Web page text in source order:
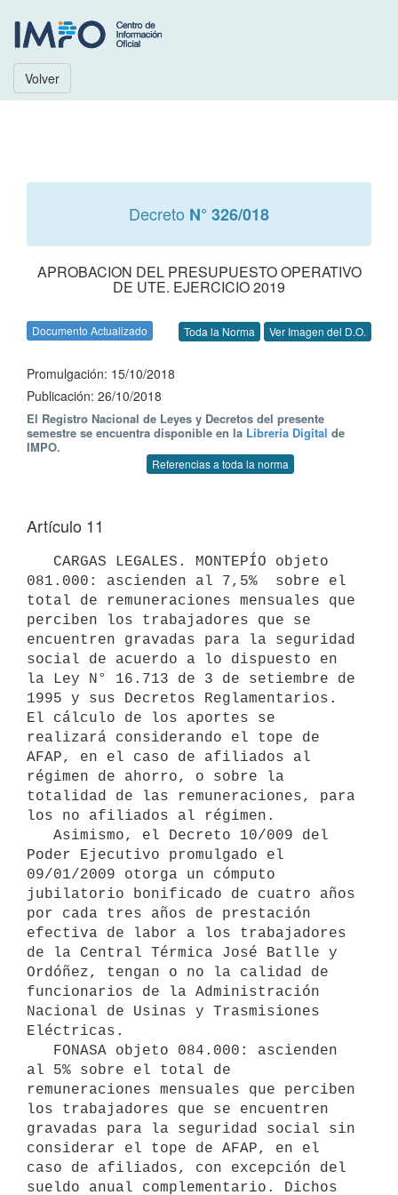
Volver
Decreto N° 326/018
APROBACION DEL PRESUPUESTO OPERATIVO
DE UTE. EJERCICIO 2019
Documento Actualizado Toda la Norma Ver Imagen del D.O.
Promulgación: 15/10/2018
Publicación: 26/10/2018
El Registro Nacional de Leyes y Decretos del presente
semestre se encuentra disponible en la Librería Digital de
IMPO.
Referencias a toda la norma
Artículo 11
081.000: ascienden al 7,5%  sobre el
total de remuneraciones mensuales que
perciben los trabajadores que se
encuentren gravadas para la seguridad
social de acuerdo a lo dispuesto en
la Ley N° 16.713 de 3 de setiembre de
1995 y sus Decretos Reglamentarios.
El cálculo de los aportes se
realizará considerando el tope de
AFAP, en el caso de afiliados al
régimen de ahorro, o sobre la
totalidad de las remuneraciones, para
los no afiliados al régimen.
Poder Ejecutivo promulgado el
09/01/2009 otorga un cómputo
jubilatorio bonificado de cuatro años
por cada tres años de prestación
efectiva de labor a los trabajadores
de la Central Térmica José Batlle y
Ordóñez, tengan o no la calidad de
funcionarios de la Administración
Nacional de Usinas y Trasmisiones
Eléctricas.
al 5% sobre el total de
remuneraciones mensuales que perciben
los trabajadores que se encuentren
gravadas para la seguridad social sin
considerar el tope de AFAP, en el
caso de afiliados, con excepción del
sueldo anual complementario. Dichos